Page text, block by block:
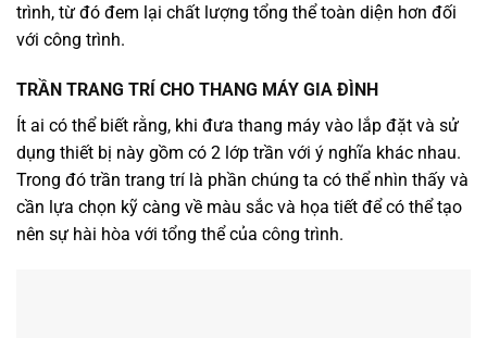
trình, từ đó đem lại chất lượng tổng thể toàn diện hơn đối
với công trình.
TRẦN TRANG TRÍ CHO THANG MÁY GIA ĐÌNH
Ít ai có thể biết rằng, khi đưa thang máy vào lắp đặt và sử
dụng thiết bị này gồm có 2 lớp trần với ý nghĩa khác nhau.
Trong đó trần trang trí là phần chúng ta có thể nhìn thấy và
cần lựa chọn kỹ càng về màu sắc và họa tiết để có thể tạo
nên sự hài hòa với tổng thể của công trình.